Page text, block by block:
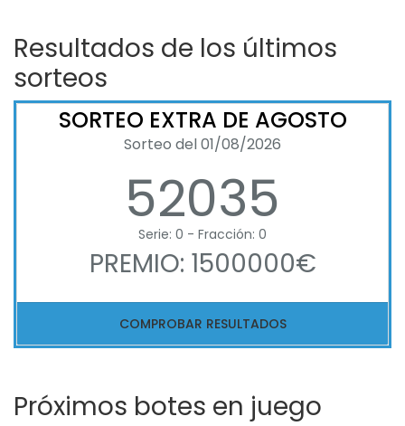
Resultados de los últimos
sorteos
SORTEO EXTRA DE AGOSTO
Sorteo del 01/08/2026
52035
Serie: 0 - Fracción: 0
PREMIO: 1500000€
COMPROBAR RESULTADOS
Próximos botes en juego